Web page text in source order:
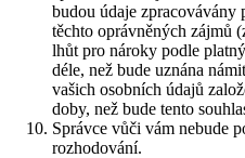
budou údaje zpracovávány
těchto oprávněných zájmů
lhůt pro nároky podle
déle, než bude uznána
vašich osobních údajů
doby, než bude tento
Správce vůči vám nebude
rozhodování.